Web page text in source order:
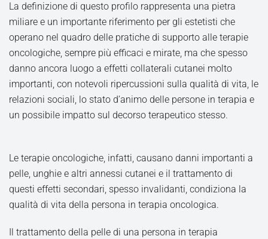
La definizione di questo profilo rappresenta una pietra
miliare e un importante riferimento per gli estetisti che
operano nel quadro delle pratiche di supporto alle terapie
oncologiche, sempre più efficaci e mirate, ma che spesso
danno ancora luogo a effetti collaterali cutanei molto
importanti, con notevoli ripercussioni sulla qualità di vita, le
relazioni sociali, lo stato d’animo delle persone in terapia e
un possibile impatto sul decorso terapeutico stesso.
Le terapie oncologiche, infatti, causano danni importanti a
pelle, unghie e altri annessi cutanei e il trattamento di
questi effetti secondari, spesso invalidanti, condiziona la
qualità di vita della persona in terapia oncologica.
Il trattamento della pelle di una persona in terapia